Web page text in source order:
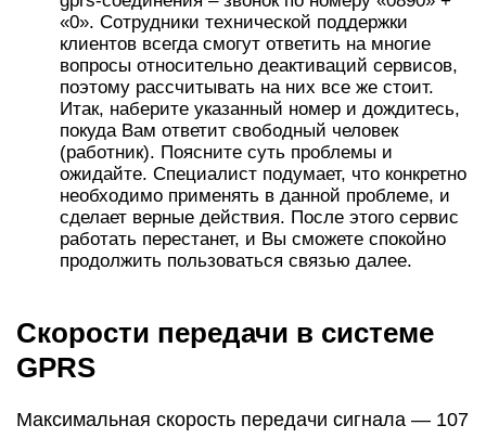
«0». Сотрудники технической поддержки
клиентов всегда смогут ответить на многие
вопросы относительно деактиваций сервисов,
поэтому рассчитывать на них все же стоит.
Итак, наберите указанный номер и дождитесь,
покуда Вам ответит свободный человек
(работник). Поясните суть проблемы и
ожидайте. Специалист подумает, что конкретно
необходимо применять в данной проблеме, и
сделает верные действия. После этого сервис
работать перестанет, и Вы сможете спокойно
продолжить пользоваться связью далее.
Скорости передачи в системе
GPRS
Максимальная скорость передачи сигнала — 107